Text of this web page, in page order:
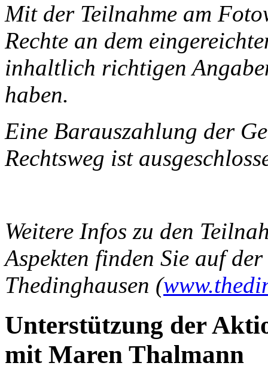
Mit der Teilnahme am
Rechte an dem
inhaltlich richtigen
haben.
Eine Barauszahlung der
Rechtsweg ist
Weitere Infos zu den
Aspekten finden Sie auf
Thedinghausen (
Unterstützung der
mit Maren Thalmann